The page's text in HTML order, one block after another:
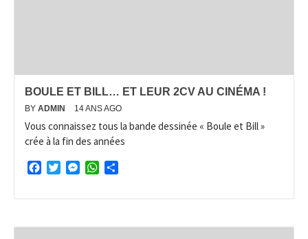
BOULE ET BILL… ET LEUR 2CV AU CINÉMA !
BY ADMIN 14 ANS AGO
Vous connaissez tous la bande dessinée « Boule et Bill »
crée à la fin des années
FacebookTwitterMessengerWhatsApp